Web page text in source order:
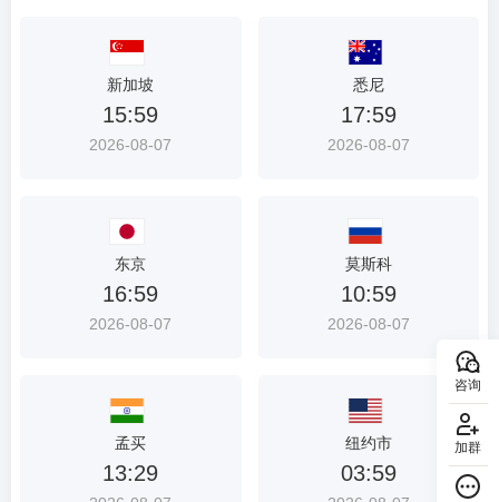
咨询
加群
新加坡
15:59
2026-08-07
悉尼
17:59
2026-08-07
东京
16:59
2026-08-07
莫斯科
10:59
2026-08-07
孟买
13:29
纽约市
03:59